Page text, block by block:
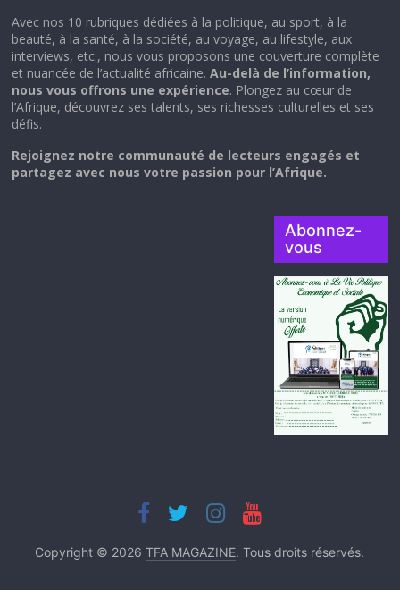
Avec nos 10 rubriques dédiées à la politique, au sport, à la
beauté, à la santé, à la société, au voyage, au lifestyle, aux
interviews, etc., nous vous proposons une couverture complète
et nuancée de l’actualité africaine.Au-delà de l’information,
nous vous offrons une expérience. Plongez au cœur de
l’Afrique, découvrez ses talents, ses richesses culturelles et ses
défis.
Rejoignez notre communauté de lecteurs engagés et
partagez avec nous votre passion pour l’Afrique.
Abonnez-
vous
Copyright © 2026TFA MAGAZINE. Tous droits réservés.